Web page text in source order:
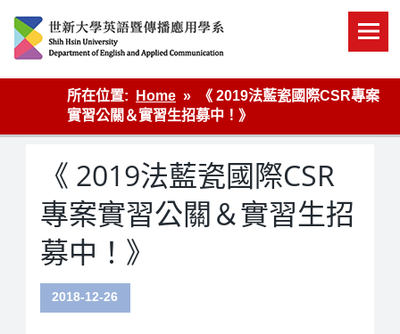
content
英語傳播
所在位置:
Home
《 2019法藍瓷國際CSR專案
實習公關＆實習生招募中！》
《 2019法藍瓷國際CSR
專案實習公關＆實習生招
募中！》
2018-12-26